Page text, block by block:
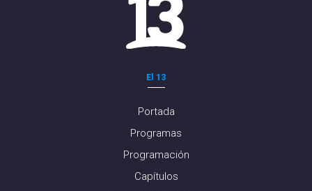
El 13
Portada
Programas
Programación
Capítulos